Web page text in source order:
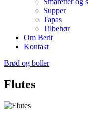
Supper
Tapas
Tilbehør
Om Berit
Kontakt
Brød og boller
Flutes